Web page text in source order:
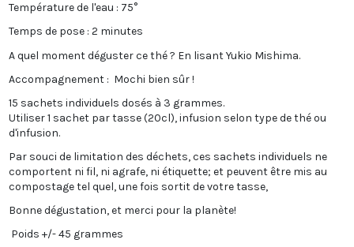
Température de l'eau : 75°
Temps de pose : 2 minutes
A quel moment déguster ce thé ? En lisant Yukio Mishima.
Accompagnement : Mochi bien sûr !
15 sachets individuels dosés à 3 grammes.
Utiliser 1 sachet par tasse (20cl), infusion selon type de thé ou
d'infusion.
Par souci de limitation des déchets, ces sachets individuels ne
comportent ni fil, ni agrafe, ni étiquette; et peuvent être mis au
compostage tel quel, une fois sortit de votre tasse,
Bonne dégustation, et merci pour la planète!
Poids +/- 45 grammes